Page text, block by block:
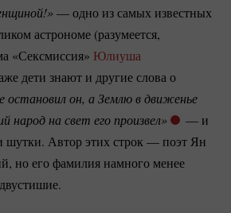
— одно из самых известных
астрономе (разумеется,
«Сексмиссия» Юлиуша
дети знают и другие слова о
остановил он, а Землю в движенье
народ на свет его произвел»
— и
шутки. Автор этих строк — поэт Ян
но его фамилия намного менее